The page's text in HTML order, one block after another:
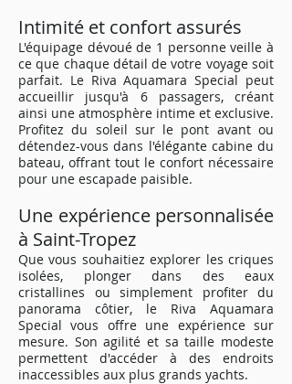
Intimité et confort assurés
L'équipage dévoué de 1 personne veille à
ce que chaque détail de votre voyage soit
parfait. Le Riva Aquamara Special peut
accueillir jusqu'à 6 passagers, créant
ainsi une atmosphère intime et exclusive.
Profitez du soleil sur le pont avant ou
détendez-vous dans l'élégante cabine du
bateau, offrant tout le confort nécessaire
pour une escapade paisible.
Une expérience personnalisée
à Saint-Tropez
Que vous souhaitiez explorer les criques
isolées, plonger dans des eaux
cristallines ou simplement profiter du
panorama côtier, le Riva Aquamara
Special vous offre une expérience sur
mesure. Son agilité et sa taille modeste
permettent d'accéder à des endroits
inaccessibles aux plus grands yachts.